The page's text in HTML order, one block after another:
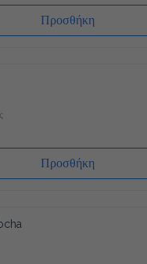
Προσθήκη
Προσθήκη